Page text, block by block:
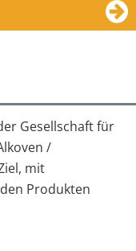
Gesellschaft für
/
mit
Produkten